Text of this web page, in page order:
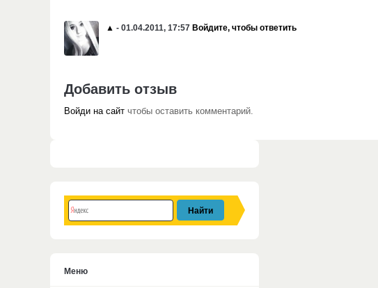
▲ - 01.04.2011, 17:57 Войдите, чтобы ответить
Добавить отзыв
Войди на сайт чтобы оставить комментарий.
Меню